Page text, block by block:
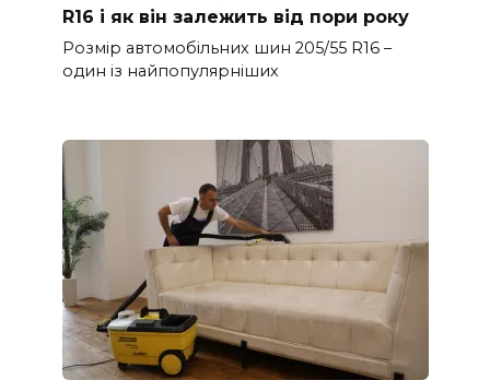
R16 і як він залежить від пори року
Розмір автомобільних шин 205/55 R16 –
один із найпопулярніших